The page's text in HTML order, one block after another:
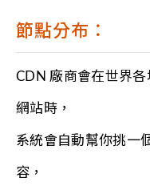
節點分布：
CDN 廠商會在世界
網站時，
系統會自動幫你挑一
容，